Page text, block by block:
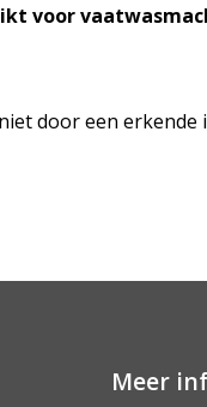
voor
door een
Meer